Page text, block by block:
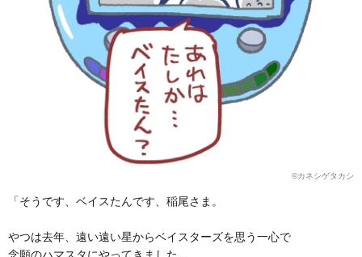
©︎カネシゲタカシ
「そうです、ベイスたんです、稲尾さま。
やつは去年、遠い遠い星からベイスターズを思う一心で